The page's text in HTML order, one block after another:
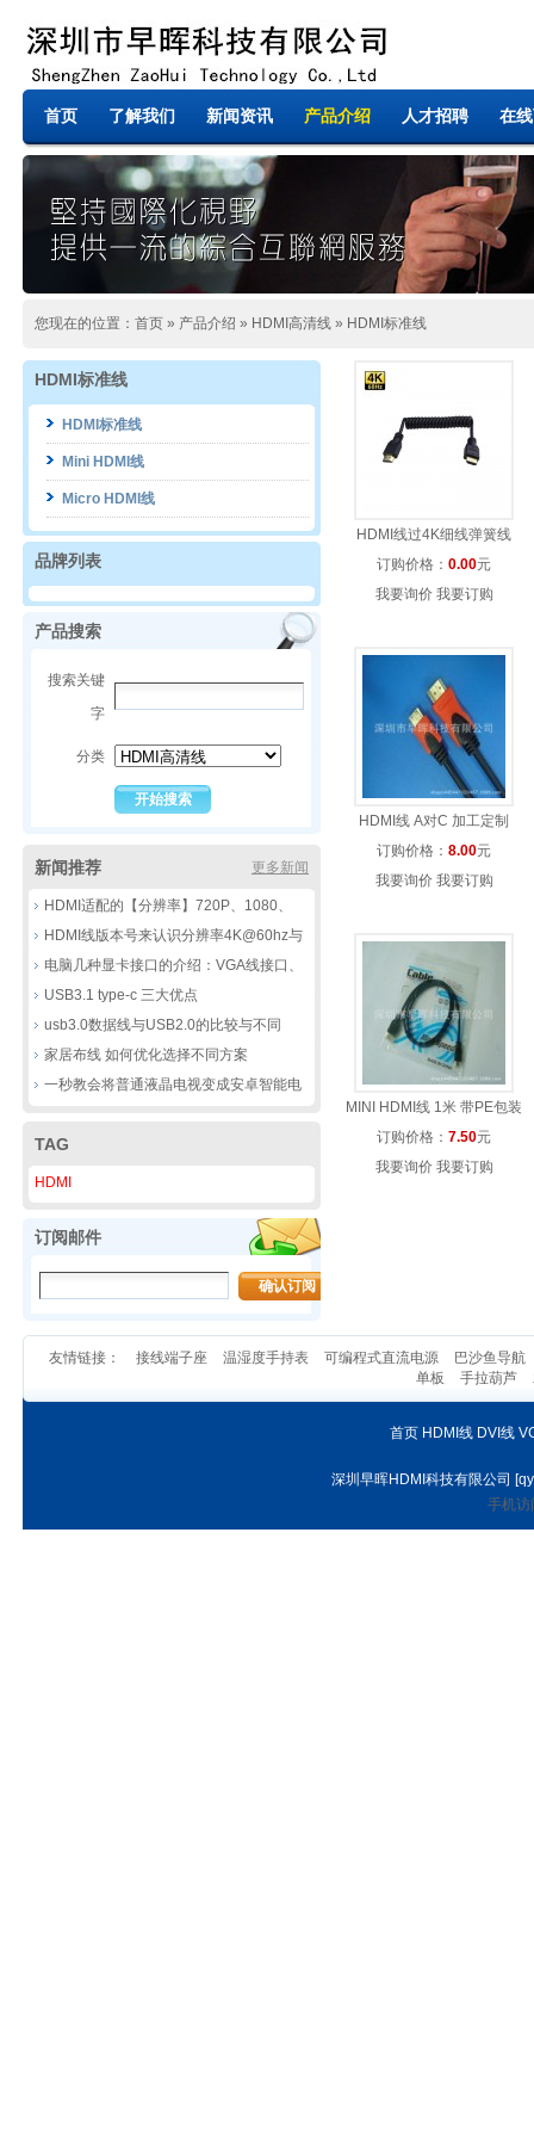
首页 了解我们 新闻资讯 产品介绍 人才招聘 在
您现在的位置： 首页 » 产品介绍 » HDMI高清线 » HDMI标准线
HDMI标准线
HDMI标准线
Mini HDMI线
Micro HDMI线
品牌列表
产品搜索
搜索关键
字
分类
新闻推荐 更多新闻
HDMI适配的【分辨率】720P、1080、
4K，8k到底有那些不同
HDMI线版本号来认识分辨率4K@60hz与
30HZ的区别
电脑几种显卡接口的介绍：VGA线接口、
DVI线接口、HDMI线接口、DP线接口
USB3.1 type-c 三大优点
usb3.0数据线与USB2.0的比较与不同
家居布线 如何优化选择不同方案
一秒教会将普通液晶电视变成安卓智能电
TAG
HDMI
订阅邮件
HDMI线过4K细线弹簧线
HDMI2.0版数码相机电视高
清线
订购价格： 0.00元
我要询价 我要订购
HDMI线 A对C 加工定制
订购价格： 8.00元
我要询价 我要订购
MINI HDMI线 1米 带PE包装
订购价格： 7.50元
我要询价 我要订购
友情链接： 接线端子座 温湿度手持表 可编程式直流电源
巴沙鱼导航
单板
手拉葫芦
首页 HDMI线 DVI线
深圳早晖HDMI科技有限公司 [
手机访